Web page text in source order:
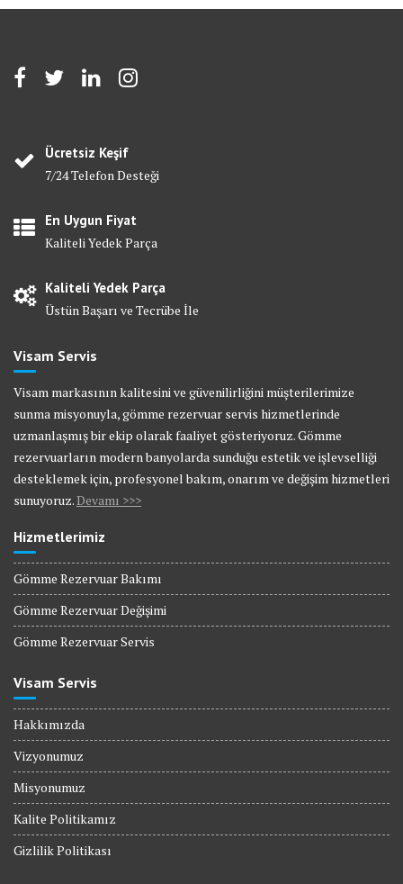
Ücretsiz Keşif
7/24 Telefon Desteği
En Uygun Fiyat
Kaliteli Yedek Parça
Kaliteli Yedek Parça
Üstün Başarı ve Tecrübe İle
Visam Servis
Visam markasının kalitesini ve güvenilirliğini müşterilerimize
sunma misyonuyla, gömme rezervuar servis hizmetlerinde
uzmanlaşmış bir ekip olarak faaliyet gösteriyoruz. Gömme
rezervuarların modern banyolarda sunduğu estetik ve işlevselliği
desteklemek için, profesyonel bakım, onarım ve değişim hizmetleri
sunuyoruz.Devamı >>>
Hizmetlerimiz
Gömme Rezervuar Bakımı
Gömme Rezervuar Değişimi
Gömme Rezervuar Servis
Visam Servis
Hakkımızda
Vizyonumuz
Misyonumuz
Kalite Politikamız
Gizlilik Politikası